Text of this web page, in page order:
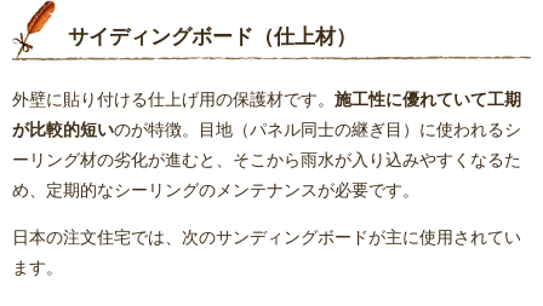
サイディングボード（仕上材）
外壁に貼り付ける仕上げ用の保護材です。 施工性に優れていて工期
が比較的短いのが特徴。目地（パネル同士の継ぎ目）に使われるシ
ーリング材の劣化が進むと、そこから雨水が入り込みやすくなるた
め、定期的なシーリングのメンテナンスが必要です。
日本の注文住宅では、次のサンディングボードが主に使用されてい
ます。